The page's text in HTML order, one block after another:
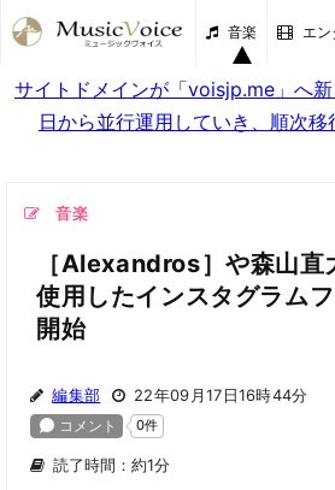
音楽 エン
サイトドメインが「voisjp.me」へ
日から並行運用していき、順次移
音楽
［Alexandros］や森山直
使用したインスタグラム
開始
編集部 22年09月17日16時44分
読了時間：約1分